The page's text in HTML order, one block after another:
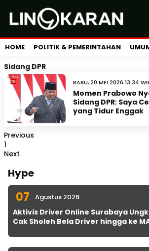
HOME POLITIK & PEMERINTAHAN
Sidang DPR
RABU, 20 MEI 2026 13:34
Momen Prabowo
Sidang DPR: Saya
yang Tidur Enggak
Previous
1
Next
Hype
07 Agustus 2026
Aktivis Driver Online Surabaya
Cak Sholeh Bela Driver hingga ke